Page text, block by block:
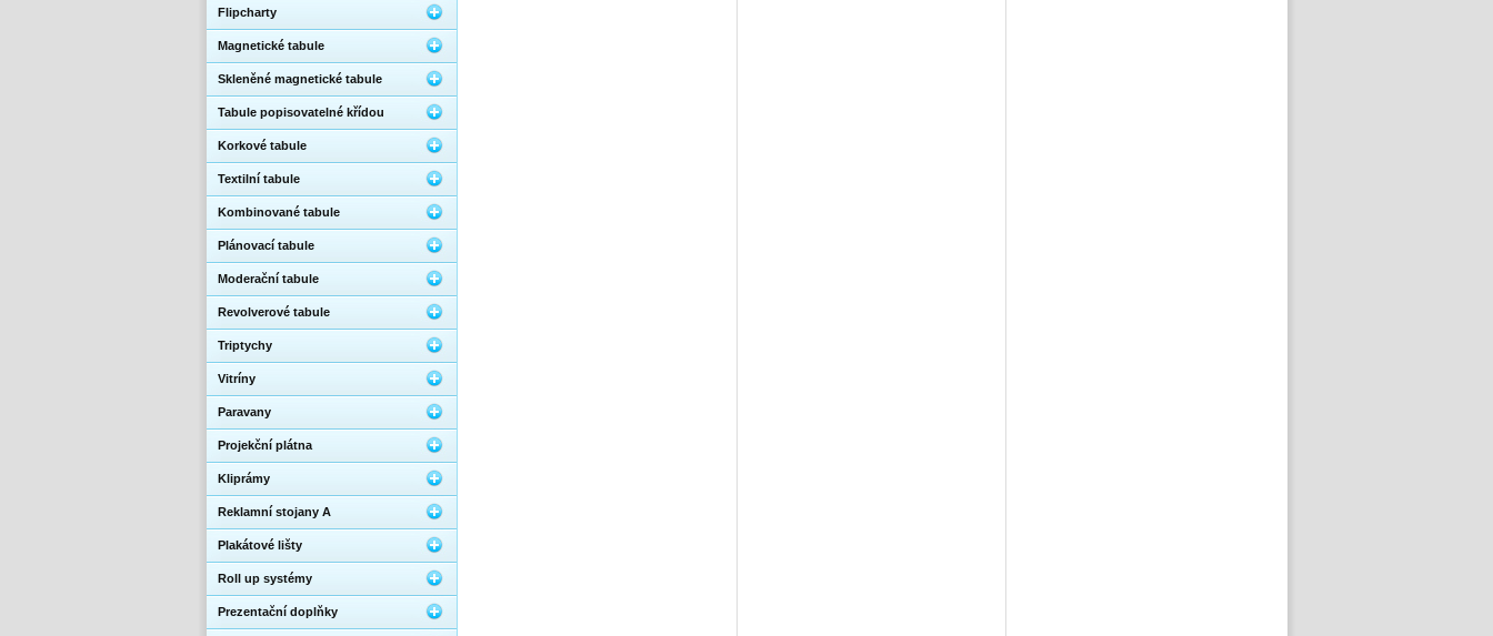
Flipcharty
Magnetické tabule
Skleněné magnetické tabule
Tabule popisovatelné křídou
Korkové tabule
Textilní tabule
Kombinované tabule
Plánovací tabule
Moderační tabule
Revolverové tabule
Triptychy
Vitríny
Paravany
Projekční plátna
Kliprámy
Reklamní stojany A
Plakátové lišty
Roll up systémy
Prezentační doplňky